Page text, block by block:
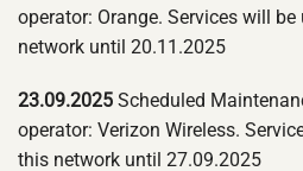
operator: Orange. Services will
network until 20.11.2025
23.09.2025 Scheduled
operator: Verizon Wireless.
this network until 27.09.2025